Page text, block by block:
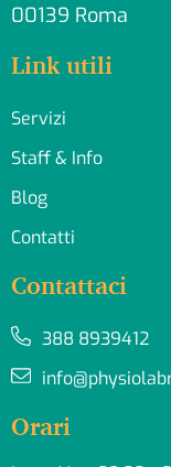
00139 Roma
Link utili
Servizi
Staff & Info
Blog
Contatti
Contattaci
388 8939412
Orari